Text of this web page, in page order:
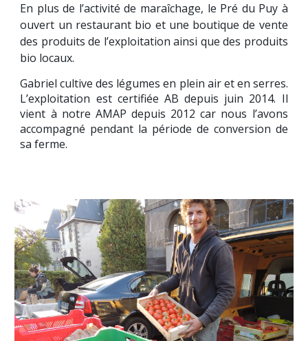
En plus de l’activité de maraîchage, le Pré du Puy à
ouvert un restaurant bio et une boutique de vente
des produits de l’exploitation ainsi que des produits
bio locaux.
Gabriel cultive des légumes en plein air et en serres.
L’exploitation est certifiée AB depuis juin 2014. Il
vient à notre AMAP depuis 2012 car nous l’avons
accompagné pendant la période de conversion de
sa ferme.